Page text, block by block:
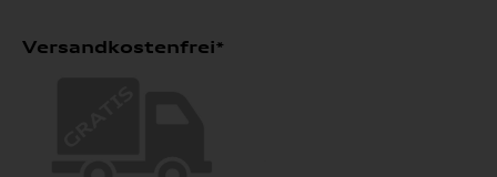
Versandkostenfrei*